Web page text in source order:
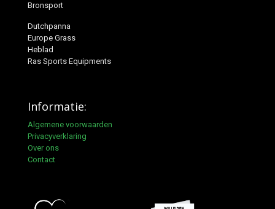
Bronsport
Dutchpanna
Europe Grass
Heblad
Ras Sports Equipments
Informatie:
Algemene voorwaarden
Privacyverklaring
Over ons
Contact